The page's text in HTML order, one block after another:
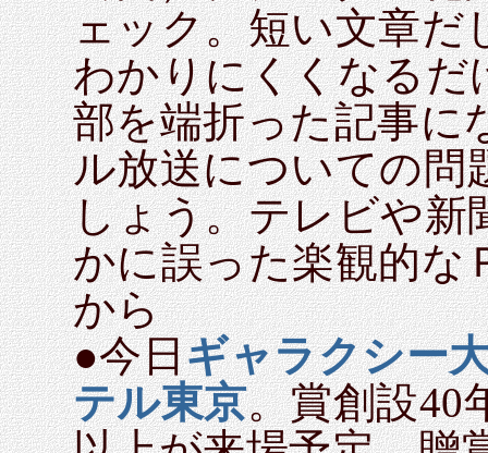
ェック。短い文章だ
わかりにくくなるだ
部を端折った記事に
ル放送についての問
しょう。テレビや新
かに誤った楽観的な
から
●今日ギャラクシー
テル東京。賞創設40